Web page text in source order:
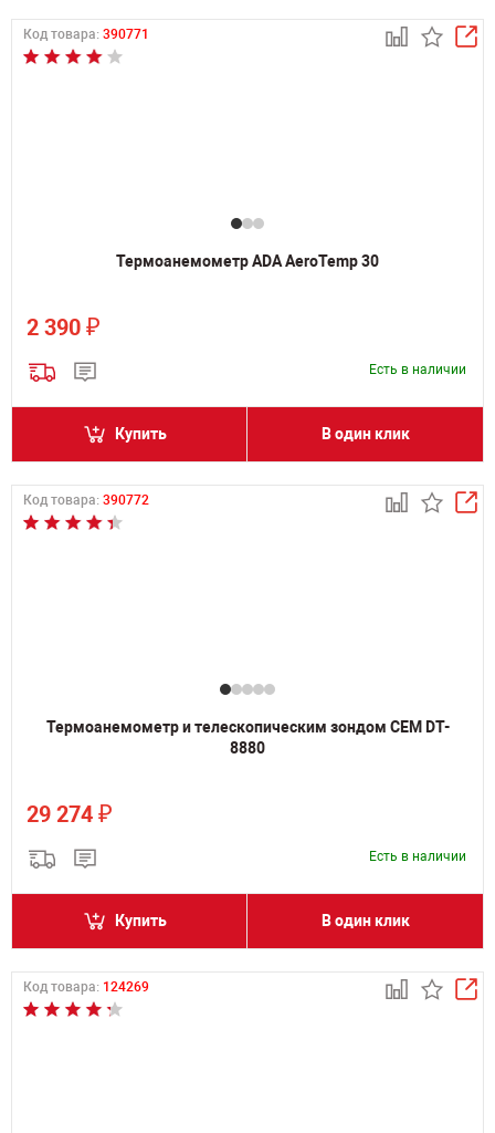
Код товара: 390771
Термоанемометр ADA AeroTemp 30
2 390 ₽
Есть в наличии
Купить В один клик
Код товара: 390772
Термоанемометр и телескопическим зондом CEM DT-
8880
29 274 ₽
Есть в наличии
Купить В один клик
Код товара: 124269